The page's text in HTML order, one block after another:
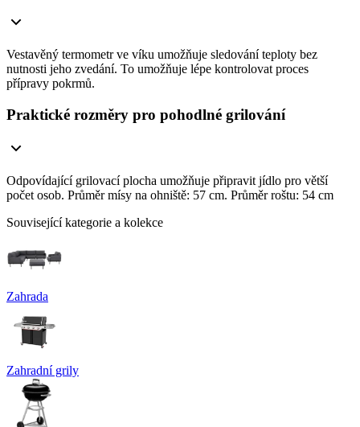
Vestavěný termometr ve víku umožňuje sledování teploty bez
nutnosti jeho zvedání. To umožňuje lépe kontrolovat proces
přípravy pokrmů.
Praktické rozměry pro pohodlné grilování
Odpovídající grilovací plocha umožňuje připravit jídlo pro větší
počet osob. Průměr mísy na ohniště: 57 cm. Průměr roštu: 54 cm
Související kategorie a kolekce
Zahrada
Zahradní grily